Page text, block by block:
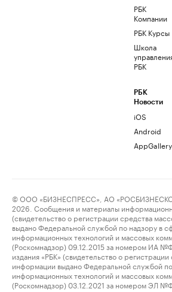
РБК
Компании
РБК Курсы
Школа
РБК
РБК
Новости
iOS
Android
AppGallery
© ООО «БИЗНЕСПРЕСС», АО
2026. Сообщения и материалы
(свидетельство о регистрации средства
выдано Федеральной службой по надзору в
информационных технологий и массовых
(Роскомнадзор) 09.12.2015 за номером ИА
издания «РБК» (свидетельство о
информации выдано Федеральной службой
информационных технологий и массовых
(Роскомнадзор) 03.12.2021 за номером ЭЛ